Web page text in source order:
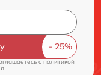
cполитикой